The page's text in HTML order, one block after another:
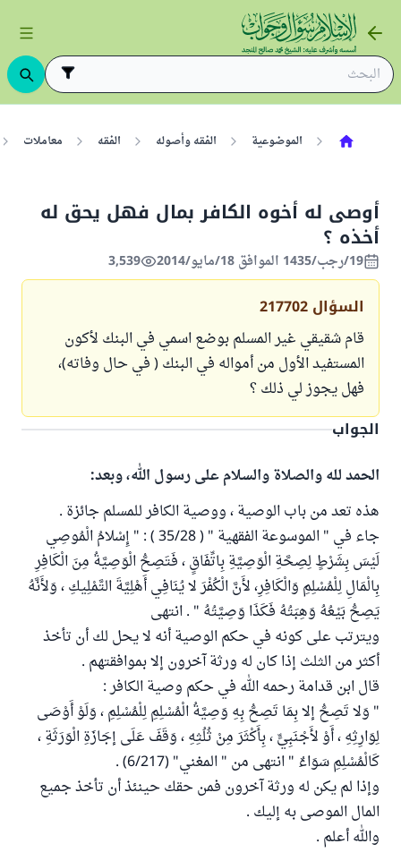
الموضوعية الفقه وأصوله الفقه معاملات
أوصى له أخوه الكافر بمال فهل يحق له
أخذه ؟
19/رجب/1435 الموافق 18/مايو/2014 3,539
السؤال 217702
قام شقيقي غير المسلم بوضع اسمي في البنك لأكون
المستفيد الأول من أمواله في البنك ( في حال وفاته)،
فهل يجوز لي ذلك ؟
الجواب
الحمد لله والصلاة والسلام على رسول الله، وبعد:
هذه تعد من باب الوصية ، ووصية الكافر للمسلم جائزة .
جاء في " الموسوعة الفقهية " ( 35/28 ) : " إِسْلامُ الْمُوصِي
لَيْسَ بِشَرْطٍ لِصِحَّةِ الْوَصِيَّةِ بِاتِّفَاقٍ ، فَتَصِحُّ الْوَصِيَّةُ مِنَ الْكَافِرِ
بِالْمَالِ لِلْمُسْلِمِ وَالْكَافِرِ، لأَنَّ الْكُفْرَ لا يُنَافِي أَهْلِيَّةَ التَّمْلِيكِ ، وَلأَنَّهُ
يَصِحُّ بَيْعُهُ وَهِبَتُهُ فَكَذَا وَصِيَّتُهُ " . انتهى
ويترتب على كونه في حكم الوصية أنه لا يحل لك أن تأخذ
أكثر من الثلث إذا كان له ورثة آخرون إلا بموافقتهم .
قال ابن قدامة رحمه الله في حكم وصية الكافر :
" وَلا تَصِحُّ إلا بِمَا تَصِحُّ بِهِ وَصِيَّةُ الْمُسْلِمِ لِلْمُسْلِمِ ، وَلَوْ أَوْصَى
لِوَارِثِهِ ، أَوْ لأَجْنَبِيٍّ ، بِأَكْثَرَ مِنْ ثُلُثِهِ ، وَقَفَ عَلَى إجَازَةِ الْوَرَثَةِ ،
كَالْمُسْلِمِ سَوَاءٌ " انتهى من " المغني" (6/217) .
وإذا لم يكن له ورثة آخرون فمن حقك حينئذ أن تأخذ جميع
المال الموصى به إليك .
والله أعلم .